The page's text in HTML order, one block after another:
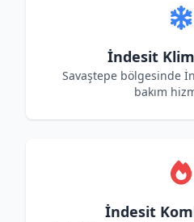
İndesit
Savaştepe bölgesinde
bakım
İndesit